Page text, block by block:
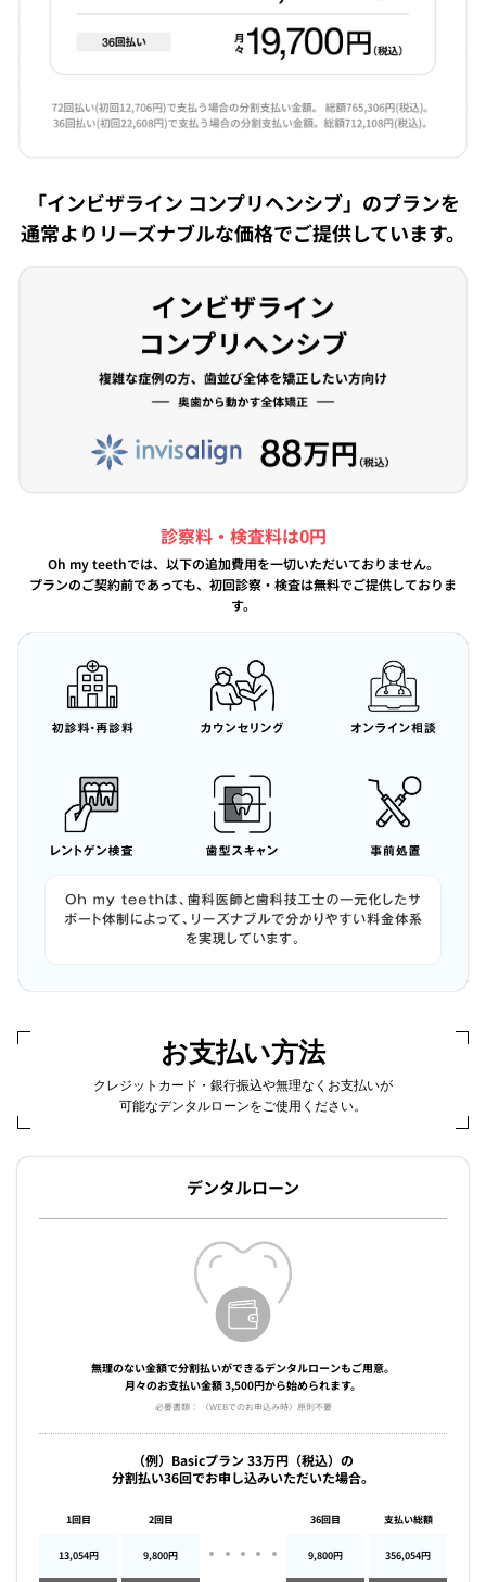
「インビザライン コンプリヘンシブ」のプランを
通常よりリーズナブルな価格でご提供しています。
診察料・検査料は0円
Oh my teethでは、以下の追加費用を一切いただいておりません。
プランのご契約前であっても、初回診察・検査は無料でご提供しておりま
す。
お支払い方法
クレジットカード・銀行振込や無理なくお支払いが
可能なデンタルローンをご使用ください。
デンタルローン
無理のない金額で分割払いができるデンタルローンもご用意。
月々のお支払い金額 3,500円から始められます。
必要書類： 〈WEBでのお申込み時〉原則不要
（例）Basicプラン 33万円（税込）の
分割払い36回でお申し込みいただいた場合。
1回目
13,054円
2回目
9,800円
36回目
9,800円
支払い総額
356,054円